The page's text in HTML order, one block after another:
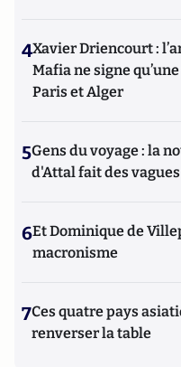
4Xavier Driencourt :
Mafia ne signe
Paris et Alger
5Gens du voyage : la
d'Attal fait des vagues
6Et Dominique de
macronisme
7Ces quatre pays
renverser la table